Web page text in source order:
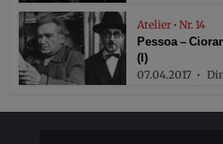
Atelier • Nr. 14
Pessoa –
(I)
07.04.2017